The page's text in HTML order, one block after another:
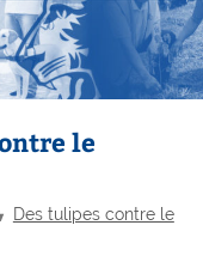
le
Des tulipes contre le